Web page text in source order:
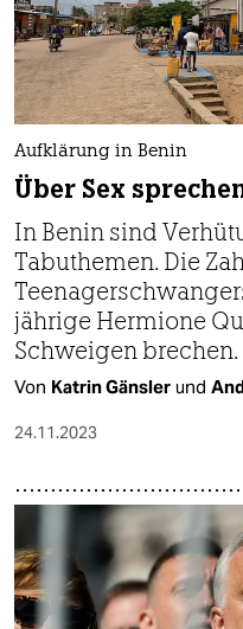
Aufklärung in Benin
Über Sex
In Benin sind
Tabuthemen. Die
jährige Hermione
Schweigen brechen.
Von Katrin Gänsler und
24.11.2023